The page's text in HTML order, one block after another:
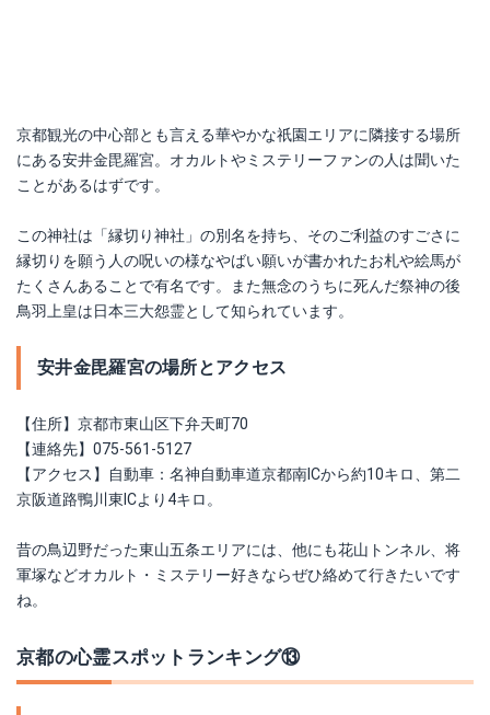
京都観光の中心部とも言える華やかな祇園エリアに隣接する場所
にある安井金毘羅宮。オカルトやミステリーファンの人は聞いた
ことがあるはずです。
この神社は「縁切り神社」の別名を持ち、そのご利益のすごさに
縁切りを願う人の呪いの様なやばい願いが書かれたお札や絵馬が
たくさんあることで有名です。また無念のうちに死んだ祭神の後
鳥羽上皇は日本三大怨霊として知られています。
安井金毘羅宮の場所とアクセス
【住所】京都市東山区下弁天町70
【連絡先】075-561-5127
【アクセス】自動車：名神自動車道京都南ICから約10キロ、第二
京阪道路鴨川東ICより4キロ。
昔の鳥辺野だった東山五条エリアには、他にも花山トンネル、将
軍塚などオカルト・ミステリー好きならぜひ絡めて行きたいです
ね。
京都の心霊スポットランキング⑬